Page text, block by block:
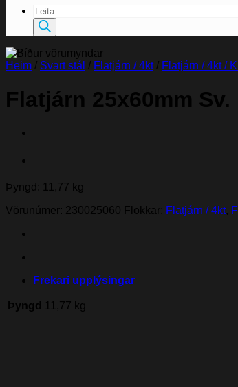
Products
search
Heim / Svart stál / Flatjárn / 4kt / Flatjárn / 4kt /
Flatjárn 25x60mm Sv.
Þyngd: 11,77 kg
Vörunúmer: 230025060 Flokkar: Flatjárn / 4kt,
Frekari upplýsingar
Þyngd 11,77 kg